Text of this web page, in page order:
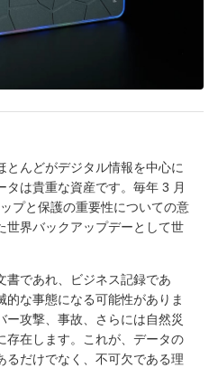
とんどがデジタル情報を中心に
タは貴重な資産です。毎年 3 月
プと保護の重要性についての意
世界バックアップデーとして世
書であれ、ビジネス記録であ
な事態になる可能性がありま
ー攻撃、事故、さらには自然災
存在します。これが、データの
るだけでなく、不可欠である理